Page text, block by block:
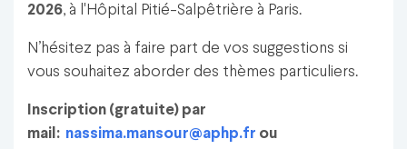
2026, à l'Hôpital Pitié-Salpêtrière à Paris.
N’hésitez pas à faire part de vos suggestions si
vous souhaitez aborder des thèmes particuliers.
Inscription (gratuite) par
mail: nassima.mansour@aphp.fr ou